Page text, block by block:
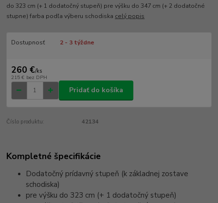
do 323 cm (+ 1 dodatočný stupeň) pre výšku do 347 cm (+ 2 dodatočné
stupne) farba podľa výberu schodiska celý popis
Dostupnosť 2 - 3 týždne
260 €/ks
215 € bez DPH
Pridať do košíka
Číslo produktu: 42134
Kompletné špecifikácie
Dodatočný prídavný stupeň (k základnej zostave
schodiska)
pre výšku do 323 cm (+ 1 dodatočný stupeň)